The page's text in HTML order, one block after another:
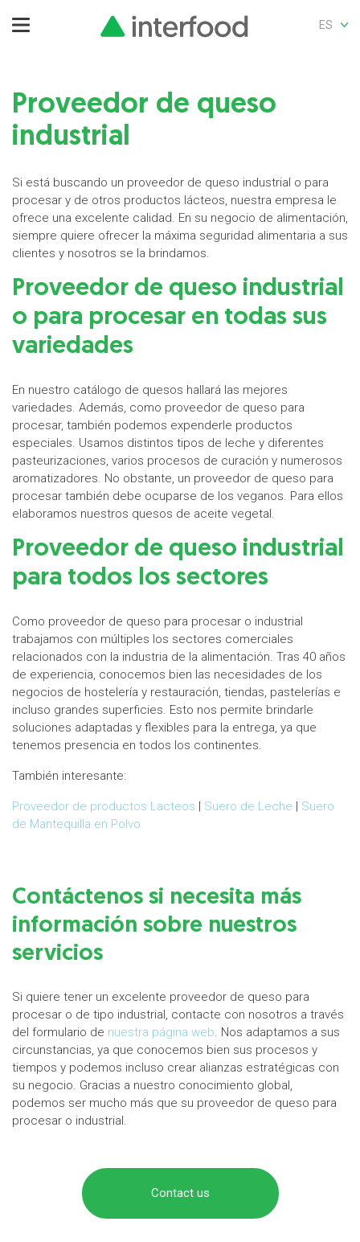
ES
Proveedor de queso
industrial
Si está buscando un proveedor de queso industrial o para
procesar y de otros productos lácteos, nuestra empresa le
ofrece una excelente calidad. En su negocio de alimentación,
siempre quiere ofrecer la máxima seguridad alimentaria a sus
clientes y nosotros se la brindamos.
Proveedor de queso industrial
o para procesar en todas sus
variedades
En nuestro catálogo de quesos hallará las mejores
variedades. Además, como proveedor de queso para
procesar, también podemos expenderle productos
especiales. Usamos distintos tipos de leche y diferentes
pasteurizaciones, varios procesos de curación y numerosos
aromatizadores. No obstante, un proveedor de queso para
procesar también debe ocuparse de los veganos. Para ellos
elaboramos nuestros quesos de aceite vegetal.
Proveedor de queso industrial
para todos los sectores
Como proveedor de queso para procesar o industrial
trabajamos con múltiples los sectores comerciales
relacionados con la industria de la alimentación. Tras 40 años
de experiencia, conocemos bien las necesidades de los
negocios de hostelería y restauración, tiendas, pastelerías e
incluso grandes superficies. Esto nos permite brindarle
soluciones adaptadas y flexibles para la entrega, ya que
tenemos presencia en todos los continentes.
También interesante:
Proveedor de productos Lacteos | Suero de Leche | Suero
de Mantequilla en Polvo
Contáctenos si necesita más
información sobre nuestros
servicios
Si quiere tener un excelente proveedor de queso para
procesar o de tipo industrial, contacte con nosotros a través
del formulario de nuestra página web. Nos adaptamos a sus
circunstancias, ya que conocemos bien sus procesos y
tiempos y podemos incluso crear alianzas estratégicas con
su negocio. Gracias a nuestro conocimiento global,
podemos ser mucho más que su proveedor de queso para
procesar o industrial.
Contact us